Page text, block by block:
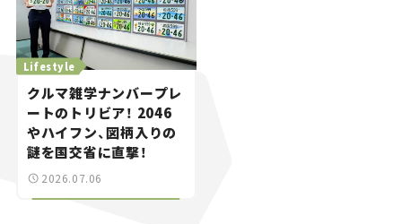
Lifestyle
クルマ雑学ナンバープレ
ートのトリビア！ 2046
やハイフン、図柄入りの
謎を国交省に直撃！
2026.07.06